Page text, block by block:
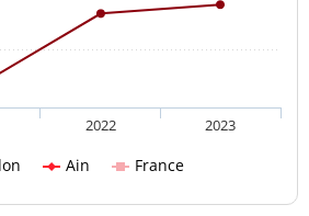
Ain France
2022 2023